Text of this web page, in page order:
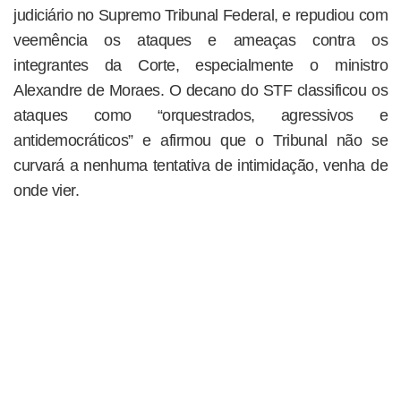
judiciário no Supremo Tribunal Federal, e repudiou com
veemência os ataques e ameaças contra os
integrantes da Corte, especialmente o ministro
Alexandre de Moraes. O decano do STF classificou os
ataques como “orquestrados, agressivos e
antidemocráticos” e afirmou que o Tribunal não se
curvará a nenhuma tentativa de intimidação, venha de
onde vier.